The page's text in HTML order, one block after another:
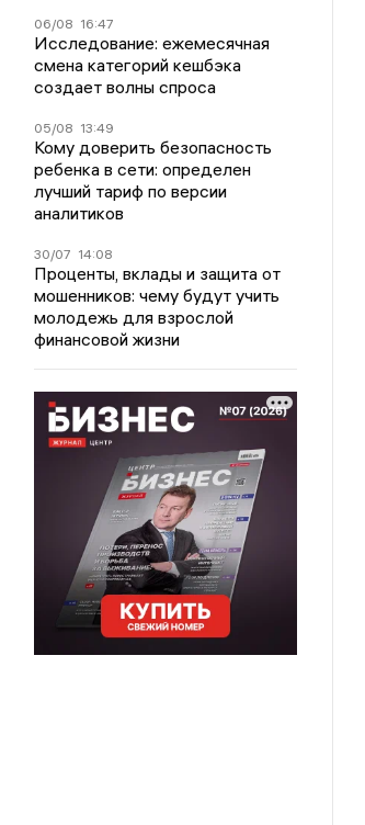
06/08 16:47
Исследование: ежемесячная
смена категорий кешбэка
создает волны спроса
05/08 13:49
Кому доверить безопасность
ребенка в сети: определен
лучший тариф по версии
аналитиков
30/07 14:08
Проценты, вклады и защита от
мошенников: чему будут учить
молодежь для взрослой
финансовой жизни